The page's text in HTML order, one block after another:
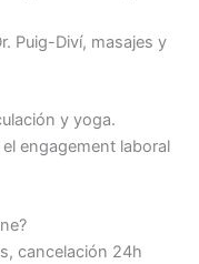
Puig-Diví, masajes y
y yoga.
engagement laboral
cancelación 24h